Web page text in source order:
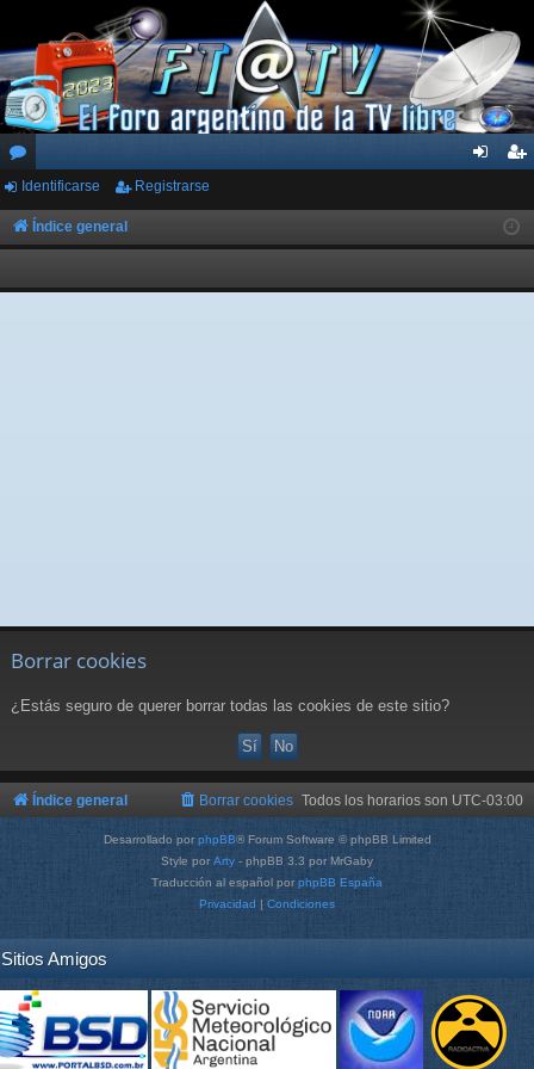
or
os
ar
ist
rs
Identificarse Registrarse
Índice general
Borrar cookies
¿Estás seguro de querer borrar todas las cookies de este sitio?
Índice general Todos los horarios son UTC-03:00
Borrar cookies
Desarrollado porphpBB® Forum Software © phpBB Limited
Style por Arty - phpBB 3.3 por MrGaby
Traducción al español por phpBB España
Privacidad | Condiciones
Sitios Amigos